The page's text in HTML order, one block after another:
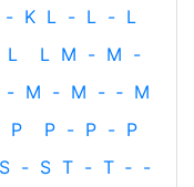
- K L - L - L
L L M - M -
- M - M - ‐ M
P P - P - P
S - S T - T ‐ -